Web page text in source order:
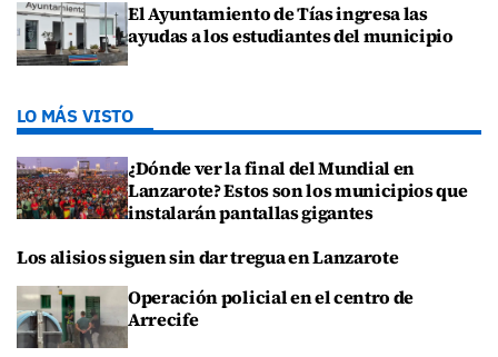
El Ayuntamiento de Tías ingresa las
ayudas a los estudiantes del municipio
LO MÁS VISTO
¿Dónde ver la final del Mundial en
Lanzarote? Estos son los municipios que
instalarán pantallas gigantes
Los alisios siguen sin dar tregua en Lanzarote
Operación policial en el centro de
Arrecife